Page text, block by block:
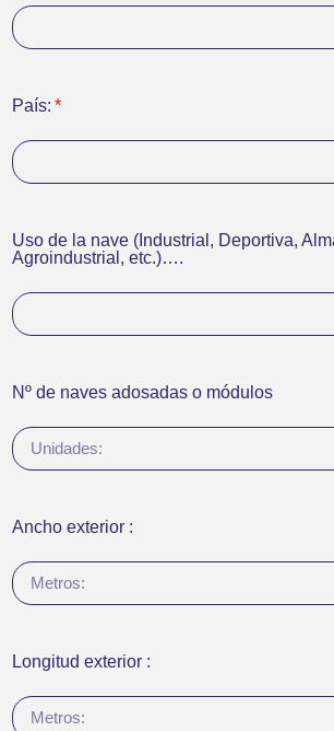
País:
Uso de la nave (Industrial, Deportiva,
Agroindustrial, etc.)….
Nº de naves adosadas o módulos
Ancho exterior :
Longitud exterior :